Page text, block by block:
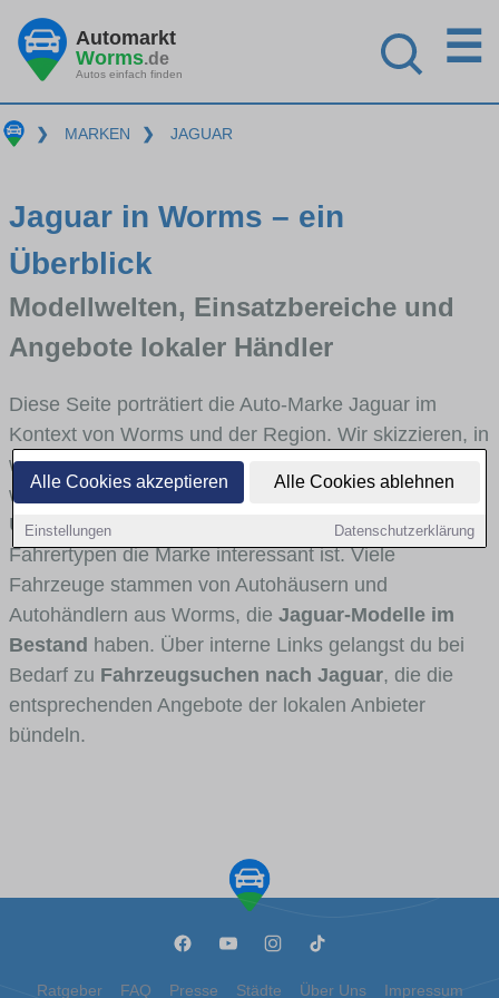
Alle Cookies akzeptieren Alle Cookies ablehnen
Einstellungen Datenschutzerklärung
Automarkt
Worms.de
Autos einfach finden
☰
❯ MARKEN ❯ JAGUAR
Jaguar in Worms – ein
Überblick
Modellwelten, Einsatzbereiche und
Angebote lokaler Händler
Diese Seite porträtiert die Auto-Marke Jaguar im
Kontext von Worms und der Region. Wir skizzieren, in
welchen Fahrzeugklassen Jaguar stark vertreten ist,
welche Modellreihen häufig im Stadt- und
Umlandverkehr zu sehen sind und für welche
Fahrertypen die Marke interessant ist. Viele
Fahrzeuge stammen von Autohäusern und
Autohändlern aus Worms, die Jaguar-Modelle im
Bestand haben. Über interne Links gelangst du bei
Bedarf zu Fahrzeugsuchen nach Jaguar, die die
entsprechenden Angebote der lokalen Anbieter
bündeln.
Ratgeber FAQ Presse Städte Über Uns Impressum